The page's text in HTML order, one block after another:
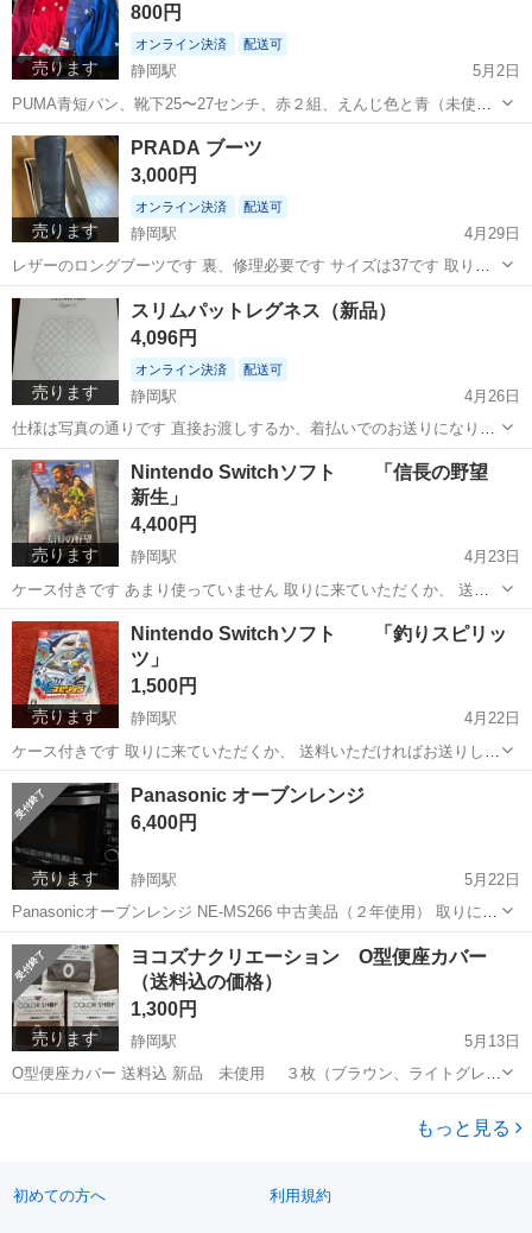
売ります
800円
オンライン決済 配送可
静岡駅
5月2日
PUMA青短パン、靴下25〜27センチ、赤２組、えんじ色と青（未使
用）１組ずつ 中古のものも、程度がよいです（あまり使ってないの
で） まとめてお譲りします 取り来ていただけるか（現金も可）、レタ
ーパックで郵送します
静岡 静岡市
売ります
PRADA ブーツ
3,000円
オンライン決済 配送可
静岡駅
4月29日
レザーのロングブーツです 裏、修理必要です サイズは37です 取りに
来ていただくか、着払いで郵送もできます
静岡 静岡市 静岡駅 PRADA
売ります
スリムパットレグネス（新品）
4,096円
オンライン決済 配送可
静岡駅
4月26日
仕様は写真の通りです 直接お渡しするか、着払いでのお送りになりま
す お支払い→お渡しの場合は現地で現金可
静岡 静岡市 マッサージ器 お盆
売ります
Nintendo Switchソフト 「信長の野望
新生」
4,400円
静岡駅
4月23日
ケース付きです あまり使っていません 取りに来ていただくか、 送料
いただければお送りします お支払いはご相談に応じます
静岡 静岡市 ポータブルゲーム せん
売ります
Nintendo Switchソフト 「釣りスピリッ
ツ」
1,500円
静岡駅
4月22日
ケース付きです 取りに来ていただくか、 送料いただければお送りしま
す お支払いはご相談応じます！
静岡 静岡市 ポータブルゲーム
売ります
Panasonic オーブンレンジ
6,400円
静岡駅
5月22日
Panasonicオーブンレンジ NE-MS266 中古美品（２年使用） 取りに来
ていただける方でお願いします
静岡 静岡市 静岡駅 キッチン家電 Panasonic
売ります
ヨコズナクリエーション O型便座カバー
（送料込の価格）
1,300円
静岡駅
5月13日
O型便座カバー 送料込 新品 未使用 ３枚（ブラウン、ライトグレ
ー、チャコールグレー） 取りに来ていただけるようであれば、1,000
もっと見る
初めての方へ 利用規約